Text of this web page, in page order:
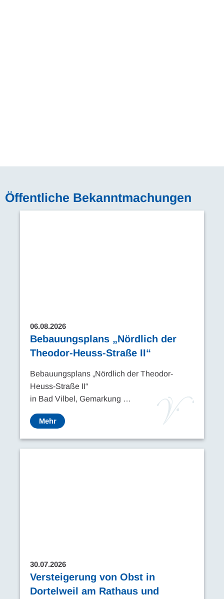
Öffentliche Bekanntmachungen
06.08.2026
Bebauungsplans „Nördlich der
Theodor-Heuss-Straße II“
Bebauungsplans „Nördlich der Theodor-
Heuss-Straße II“
in Bad Vilbel, Gemarkung …
Mehr
30.07.2026
Versteigerung von Obst in
Dortelweil am Rathaus und